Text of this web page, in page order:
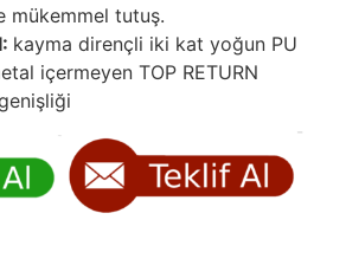
mükemmel tutuş.
kayma dirençli iki kat yoğun PU
içermeyen TOP RETURN